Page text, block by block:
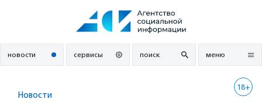
новости сервисы поиск меню
18+
Новости